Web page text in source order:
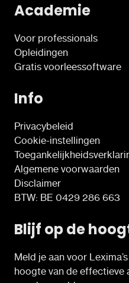
Academie
Voor professionals
Opleidingen
Gratis voorleessoftware
Info
Privacybeleid
Cookie-instellingen
Algemene voorwaarden
Disclaimer
BTW: BE 0429 286 663
Blijf op de
Meld je aan voor
hoogte van de effectieve